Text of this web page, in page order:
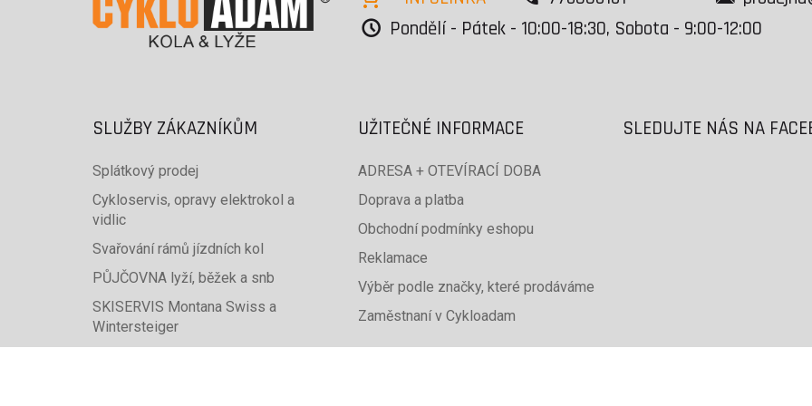
Pondělí - Pátek - 10:00-18:30, Sobota - 9:00-12:00
SLUŽBY ZÁKAZNÍKŮM
Splátkový prodej
Cykloservis, opravy elektrokol a
vidlic
Svařování rámů jízdních kol
PŮJČOVNA lyží, běžek a snb
SKISERVIS Montana Swiss a
Wintersteiger
UŽITEČNÉ INFORMACE
ADRESA + OTEVÍRACÍ DOBA
Doprava a platba
Obchodní podmínky eshopu
Reklamace
Výběr podle značky, které prodáváme
Zaměstnaní v Cykloadam
SLEDUJTE NÁS NA